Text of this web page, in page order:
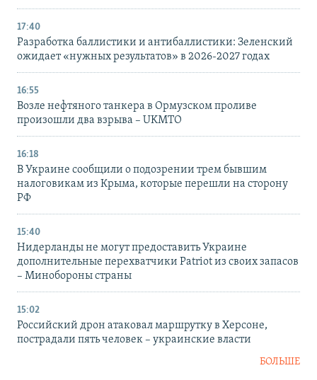
17:40
Разработка баллистики и антибаллистики: Зеленский
ожидает «нужных результатов» в 2026-2027 годах
16:55
Возле нефтяного танкера в Ормузском проливе
произошли два взрыва – UKMTO
16:18
В Украине сообщили о подозрении трем бывшим
налоговикам из Крыма, которые перешли на сторону
РФ
15:40
Нидерланды не могут предоставить Украине
дополнительные перехватчики Patriot из своих запасов
– Минобороны страны
15:02
Российский дрон атаковал маршрутку в Херсоне,
пострадали пять человек – украинские власти
БОЛЬШЕ